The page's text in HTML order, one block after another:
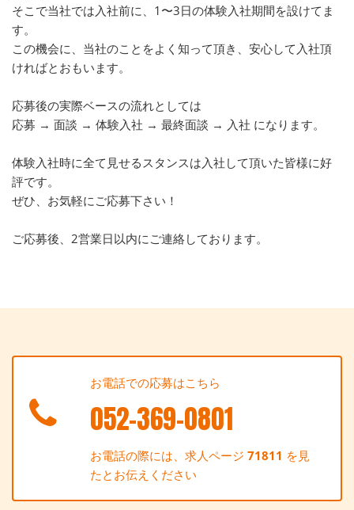
そこで当社では入社前に、1〜3日の体験入社期間を設けてま
す。
この機会に、当社のことをよく知って頂き、安心して入社頂
ければとおもいます。
応募後の実際ベースの流れとしては
応募 → 面談 → 体験入社 → 最終面談 → 入社 になります。
体験入社時に全て見せるスタンスは入社して頂いた皆様に好
評です。
ぜひ、お気軽にご応募下さい！
ご応募後、2営業日以内にご連絡しております。
お電話での応募はこちら
052-369-0801
お電話の際には、求人ページ71811 を見
たとお伝えください